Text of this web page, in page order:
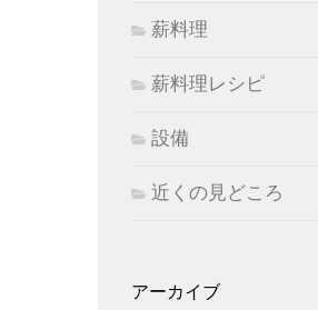
薪料理
薪料理レシピ
設備
近くの見どころ
アーカイブ